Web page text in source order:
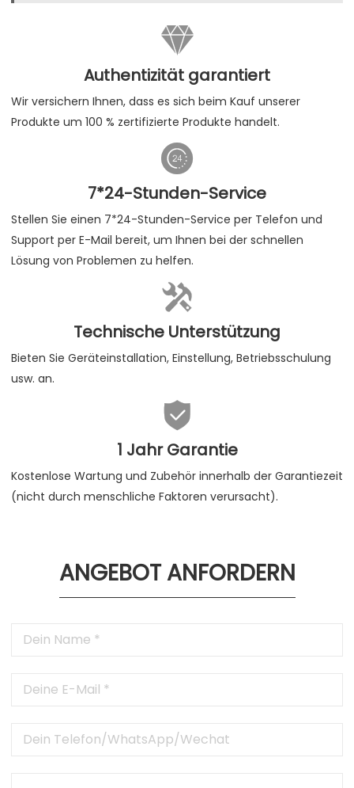

Authentizität garantiert
Wir versichern Ihnen, dass es sich beim Kauf unserer
Produkte um 100 % zertifizierte Produkte handelt.

7*24-Stunden-Service
Stellen Sie einen 7*24-Stunden-Service per Telefon und
Support per E-Mail bereit, um Ihnen bei der schnellen
Lösung von Problemen zu helfen.

Technische Unterstützung
Bieten Sie Geräteinstallation, Einstellung, Betriebsschulung
usw. an.

1 Jahr Garantie
Kostenlose Wartung und Zubehör innerhalb der Garantiezeit
(nicht durch menschliche Faktoren verursacht).
ANGEBOT ANFORDERN